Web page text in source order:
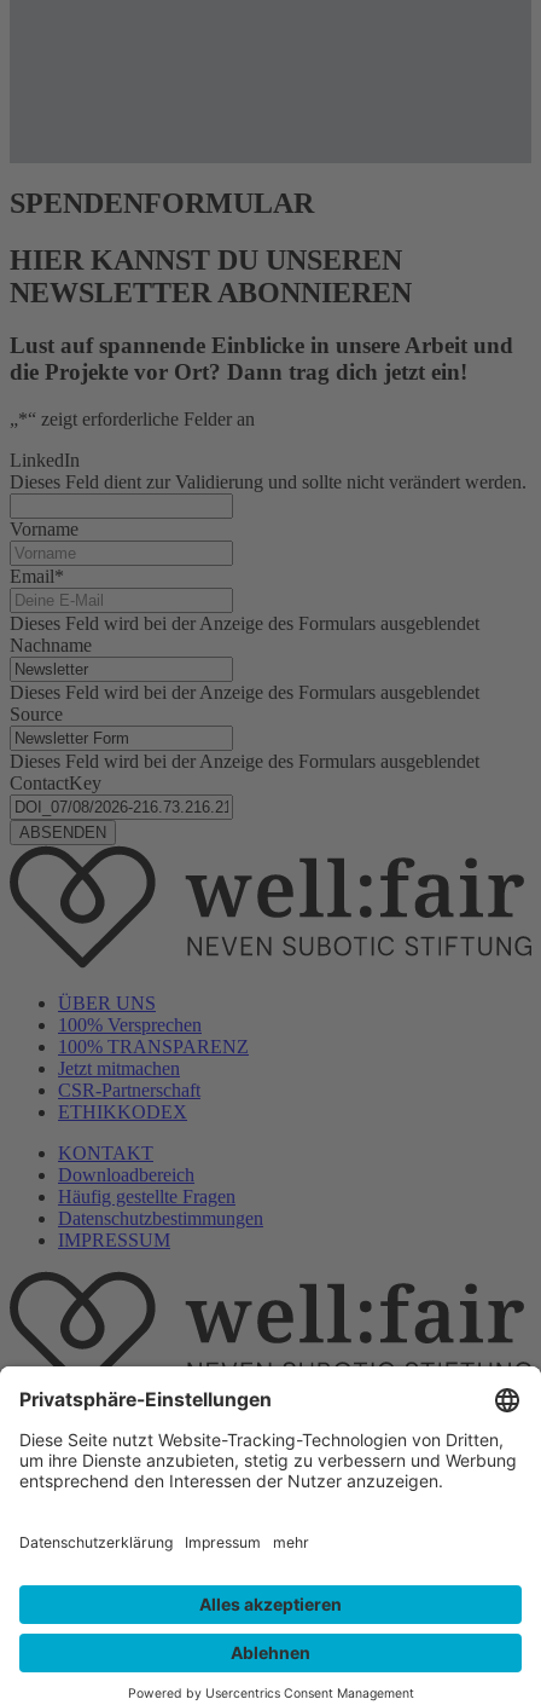
SPENDENFORMULAR
HIER KANNST DU UNSEREN
NEWSLETTER ABONNIEREN
Lust auf spannende Einblicke in unsere Arbeit und
die Projekte vor Ort? Dann trag dich jetzt ein!
„*“ zeigt erforderliche Felder an
LinkedIn
Dieses Feld dient zur Validierung und sollte nicht verändert werden.
Vorname
Email*
Dieses Feld wird bei der Anzeige des Formulars ausgeblendet
Nachname
Dieses Feld wird bei der Anzeige des Formulars ausgeblendet
Source
Dieses Feld wird bei der Anzeige des Formulars ausgeblendet
ContactKey
ÜBER UNS
100% Versprechen
100% TRANSPARENZ
Jetzt mitmachen
CSR-Partnerschaft
ETHIKKODEX
KONTAKT
Downloadbereich
Häufig gestellte Fragen
Datenschutzbestimmungen
IMPRESSUM
E-Mail
info@wellfair.ngo
All rights reserved well:fair foundation 2023.